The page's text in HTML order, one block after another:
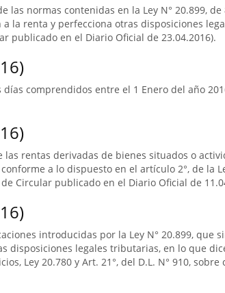
las normas contenidas en la Ley N° 20.899,
la renta y perfecciona otras disposiciones
publicado en el Diario Oficial de 23.04.2016).
comprendidos entre el 1 Enero del año
rentas derivadas de bienes situados o
a lo dispuesto en el artículo 2°, de la
Circular publicado en el Diario Oficial de
introducidas por la Ley N° 20.899, que
disposiciones legales tributarias, en lo que
Ley 20.780 y Art. 21°, del D.L. N° 910,